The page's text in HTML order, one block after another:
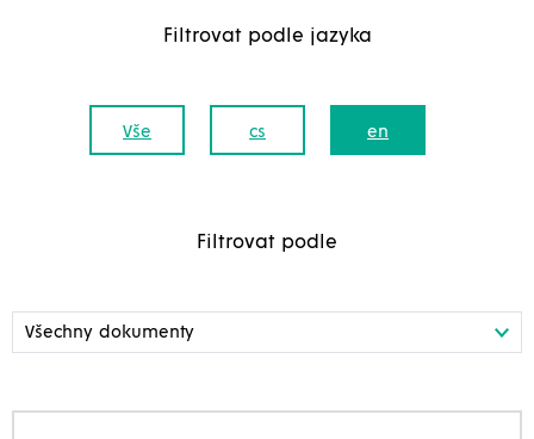
Filtrovat podle jazyka
Vše cs en
Filtrovat podle